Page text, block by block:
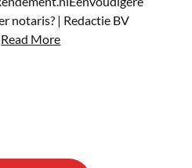
notaris? | Redactie BV
Read More